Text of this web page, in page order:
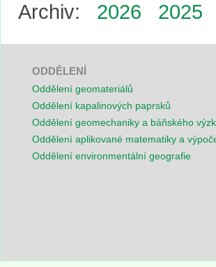
Archiv: 2026 2025
ODDĚLENÍ
Oddělení geomateriálů
Oddělení kapalinových paprsků
Oddělení geomechaniky a báňského
Oddělení aplikované matematiky a
Oddělení environmentální geografie